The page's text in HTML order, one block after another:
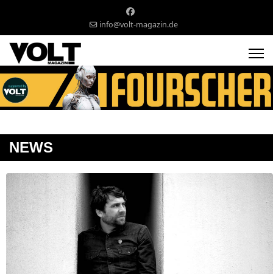
info@volt-magazin.de
NEWS